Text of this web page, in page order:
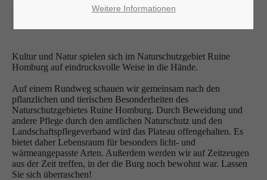
12.05.2024, 08:00–09:45
Kultur und Natur spielen sich im Naturschutzgebiet Ruine
Homburg auf eindrucksvolle Weise in die Hände.
Auf einem Rundweg schauen wir gemeinsam nach den
pflanzlichen und tierischen Besonderheiten des
Naturschutzgebietes Ruine Homburg. Durch Beweidung und
andere Pflege durch den amtlichen Naturschutz und den
Landschaftspflegeverband wird das Plateau offengehalten. Es
bietet daher Lebensraum für besonders licht- und
wärmeangepasste Arten. Außerdem werden wir auf Zeitzeugen
aus der Zeit treffen, in der die Burg noch bewohnt war. Lassen
Sie sich überraschen!
Weitere Informationen